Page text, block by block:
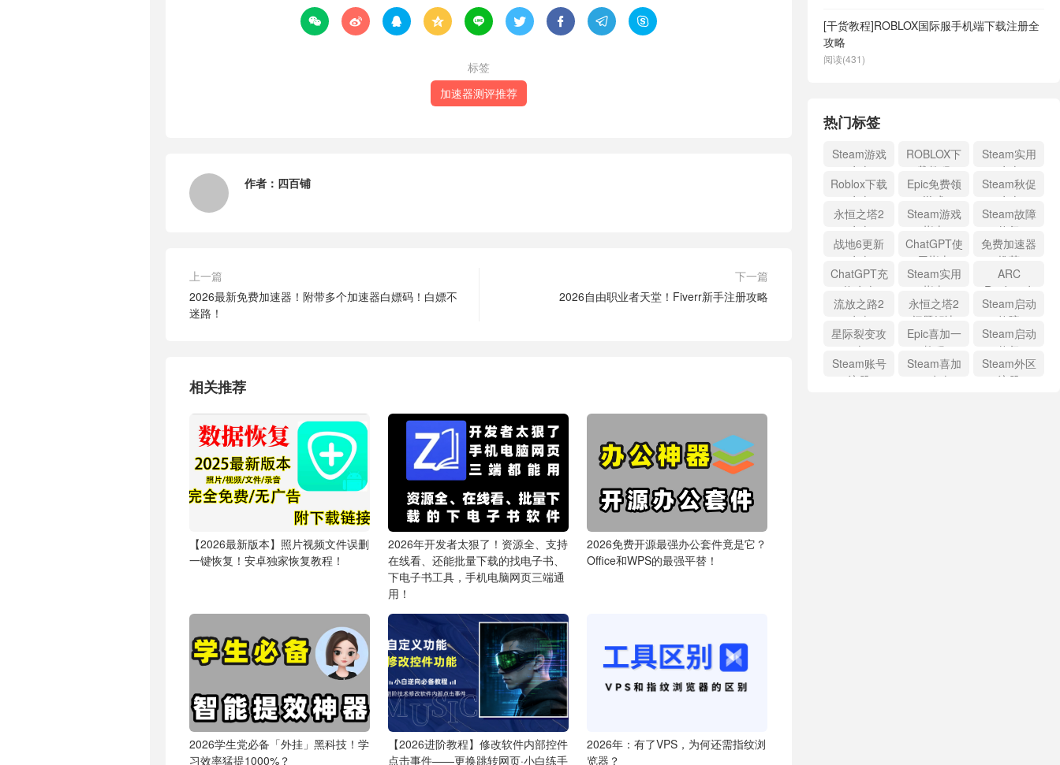
        
标签
加速器测评推荐
作者： 四百铺
上一篇
2026最新免费加速器！附带多个加速器白嫖码！白嫖不
迷路！
下一篇
2026自由职业者天堂！Fiverr新手注册攻略
相关推荐
【2026最新版本】照片视频文件误删
一键恢复！安卓独家恢复教程！
2026年开发者太狠了！资源全、支持
在线看、还能批量下载的找电子书、
下电子书工具，手机电脑网页三端通
用！
2026免费开源最强办公套件竟是它？
Office和WPS的最强平替！
2026学生党必备「外挂」黑科技！学
习效率猛提1000%？
【2026进阶教程】修改软件内部控件
点击事件——更换跳转网页·小白练手
2026年：有了VPS，为何还需指纹浏
览器？
[干货教程]ROBLOX国际服手机端下载注册全
攻略
阅读(431)
热门标签
Steam游戏
攻略
ROBLOX下
载教程
Steam实用
攻略
Roblox下载
攻略
Epic免费领
游戏
Steam秋促
攻略
永恒之塔2
攻略
Steam游戏
指南
Steam故障
修复
战地6更新
攻略
ChatGPT使
用指南
免费加速器
推荐
ChatGPT充
值攻略
Steam实用
指南
ARC
Raiders攻
略
流放之路2
攻略
永恒之塔2
问题解决
Steam启动
故障
星际裂变攻
略
Epic喜加一
教程
Steam启动
修复
Steam账号
注册
Steam喜加
一攻略
Steam外区
注册